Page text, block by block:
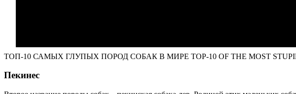
ТОП-10 САМЫХ ГЛУПЫХ ПОРОД СОБАК В МИРЕ TOP-10 OF THE MOST STUPID
Пекинес